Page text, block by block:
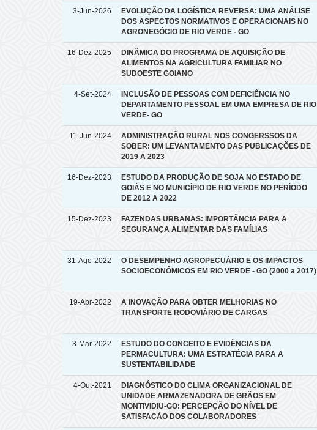
3-Jun-2026
EVOLUÇÃO DA LOGÍSTICA REVERSA: UMA ANÁLISE
DOS ASPECTOS NORMATIVOS E OPERACIONAIS NO
AGRONEGÓCIO DE RIO VERDE - GO
16-Dez-2025
DINÂMICA DO PROGRAMA DE AQUISIÇÃO DE
ALIMENTOS NA AGRICULTURA FAMILIAR NO
SUDOESTE GOIANO
4-Set-2024
INCLUSÃO DE PESSOAS COM DEFICIÊNCIA NO
DEPARTAMENTO PESSOAL EM UMA EMPRESA DE RIO
VERDE- GO
11-Jun-2024
ADMINISTRAÇÃO RURAL NOS CONGERSSOS DA
SOBER: UM LEVANTAMENTO DAS PUBLICAÇÕES DE
2019 A 2023
16-Dez-2023
ESTUDO DA PRODUÇÃO DE SOJA NO ESTADO DE
GOIÁS E NO MUNICÍPIO DE RIO VERDE NO PERÍODO
DE 2012 A 2022
15-Dez-2023
FAZENDAS URBANAS: IMPORTÂNCIA PARA A
SEGURANÇA ALIMENTAR DAS FAMÍLIAS
31-Ago-2022
O DESEMPENHO AGROPECUÁRIO E OS IMPACTOS
SOCIOECONÔMICOS EM RIO VERDE - GO (2000 a 2017)
19-Abr-2022
A INOVAÇÃO PARA OBTER MELHORIAS NO
TRANSPORTE RODOVIÁRIO DE CARGAS
3-Mar-2022
ESTUDO DO CONCEITO E EVIDÊNCIAS DA
PERMACULTURA: UMA ESTRATÉGIA PARA A
SUSTENTABILIDADE
4-Out-2021
DIAGNÓSTICO DO CLIMA ORGANIZACIONAL DE
UNIDADE ARMAZENADORA DE GRÃOS EM
MONTIVIDIU-GO: PERCEPÇÃO DO NÍVEL DE
SATISFAÇÃO DOS COLABORADORES